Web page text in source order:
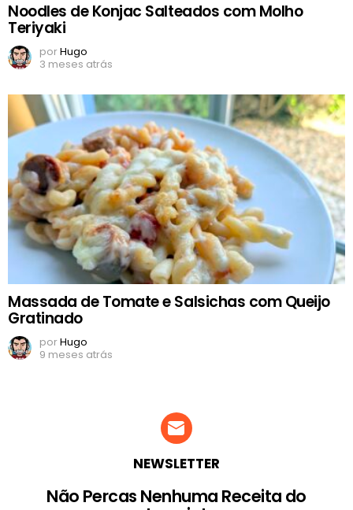
Noodles de Konjac Salteados com Molho
Teriyaki
porHugo
3 meses atrás
Massada de Tomate e Salsichas com Queijo
Gratinado
porHugo
9 meses atrás
NEWSLETTER
Não Percas Nenhuma Receita do